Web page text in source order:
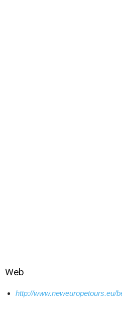
Web
http://www.neweuropetours.eu/